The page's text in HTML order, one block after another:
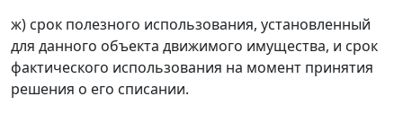
ж) срок полезного использования, установленный
для данного объекта движимого имущества, и срок
фактического использования на момент принятия
решения о его списании.